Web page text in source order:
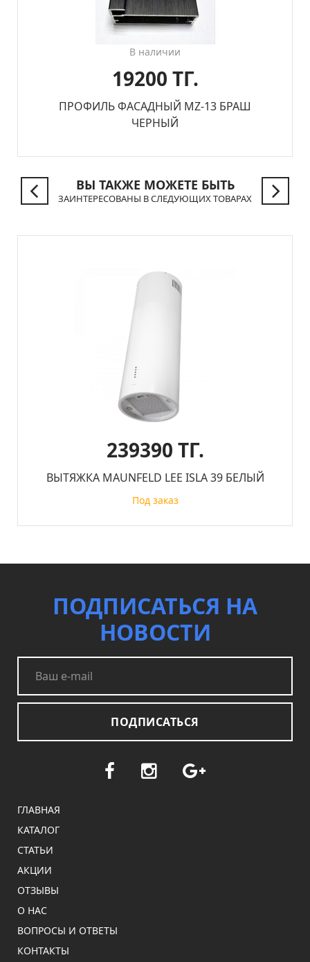
В наличии
19200 ТГ.
ПРОФИЛЬ ФАСАДНЫЙ MZ-13 БРАШ
ЧЕРНЫЙ
ВЫ ТАКЖЕ МОЖЕТЕ БЫТЬ
ЗАИНТЕРЕСОВАНЫ В СЛЕДУЮЩИХ ТОВАРАХ
239390 ТГ.
ВЫТЯЖКА MAUNFELD LEE ISLA 39 БЕЛЫЙ
Под заказ
ПОДПИСАТЬСЯ НА
НОВОСТИ
ПОДПИСАТЬСЯ
ГЛАВНАЯ
КАТАЛОГ
СТАТЬИ
АКЦИИ
ОТЗЫВЫ
О НАС
ВОПРОСЫ И ОТВЕТЫ
КОНТАКТЫ